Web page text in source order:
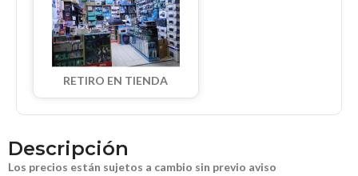
RETIRO EN TIENDA
Descripción
Los precios están sujetos a cambio sin previo aviso